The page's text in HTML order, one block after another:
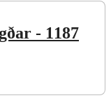
- 1187